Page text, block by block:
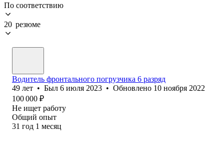
По соответствию
20 резюме
Водитель фронтального погрузчика 6 разряд
49 лет • Был 6 июля 2023 • Обновлено 10 ноября 2022
100 000 ₽
Не ищет работу
Общий опыт
31 год 1 месяц